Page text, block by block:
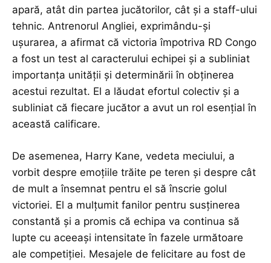
apară, atât din partea jucătorilor, cât și a staff-ului
tehnic. Antrenorul Angliei, exprimându-și
ușurarea, a afirmat că victoria împotriva RD Congo
a fost un test al caracterului echipei și a subliniat
importanța unității și determinării în obținerea
acestui rezultat. El a lăudat efortul colectiv și a
subliniat că fiecare jucător a avut un rol esențial în
această calificare.
De asemenea, Harry Kane, vedeta meciului, a
vorbit despre emoțiile trăite pe teren și despre cât
de mult a însemnat pentru el să înscrie golul
victoriei. El a mulțumit fanilor pentru susținerea
constantă și a promis că echipa va continua să
lupte cu aceeași intensitate în fazele următoare
ale competiției. Mesajele de felicitare au fost de